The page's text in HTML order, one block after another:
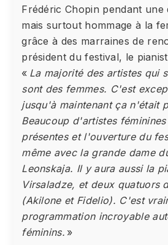
Frédéric Chopin pendant une
mais surtout hommage à la
grâce à des marraines de
président du festival, le
« La majorité des artistes qui
sont des femmes. C'est
jusqu'à maintenant ça n'était
Beaucoup d'artistes
présentes et l'ouverture du
même avec la grande dame
Leonskaja. Il y aura aussi la
Virsaladze, et deux quatuors
(Akilone et Fidelio). C'est
programmation incroyable
féminins. »